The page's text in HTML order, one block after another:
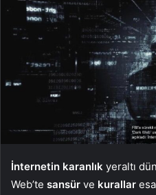
İnternetin karanlık yeraltı
Web’te sansür ve kurallar